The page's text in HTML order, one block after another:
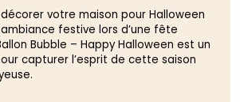
décorer votre maison pour Halloween
festive lors d’une fête
Bubble – Happy Halloween est un
capturer l’esprit de cette saison